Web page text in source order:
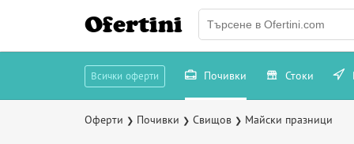
Ofertini
Всички оферти Почивки Стоки
Оферти ❯ Почивки ❯ Свищов ❯ Майски празници